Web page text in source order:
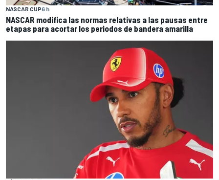
NASCAR CUP6 h
NASCAR modifica las normas relativas a las pausas entre
etapas para acortar los periodos de bandera amarilla